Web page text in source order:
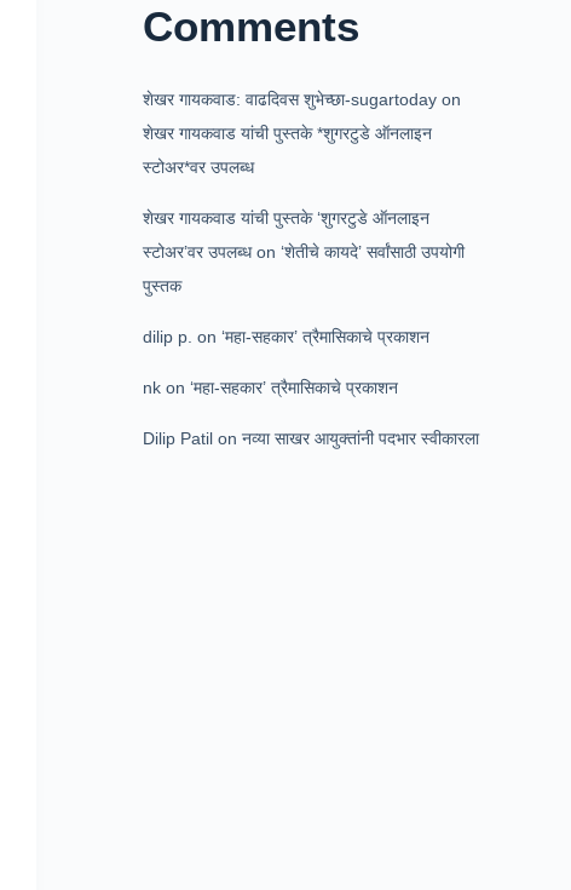
Comments
शेखर गायकवाड: वाढदिवस शुभेच्छा-sugartoday on
शेखर गायकवाड यांची पुस्तके *शुगरटुडे ऑनलाइन
स्टोअर*वर उपलब्ध
शेखर गायकवाड यांची पुस्तके ‘शुगरटुडे ऑनलाइन
स्टोअर’वर उपलब्धon‘शेतीचे कायदे’ सर्वांसाठी उपयोगी
पुस्तक
dilip p. on‘महा-सहकार’ त्रैमासिकाचे प्रकाशन
nk on‘महा-सहकार’ त्रैमासिकाचे प्रकाशन
Dilip Patil onनव्या साखर आयुक्तांनी पदभार स्वीकारला